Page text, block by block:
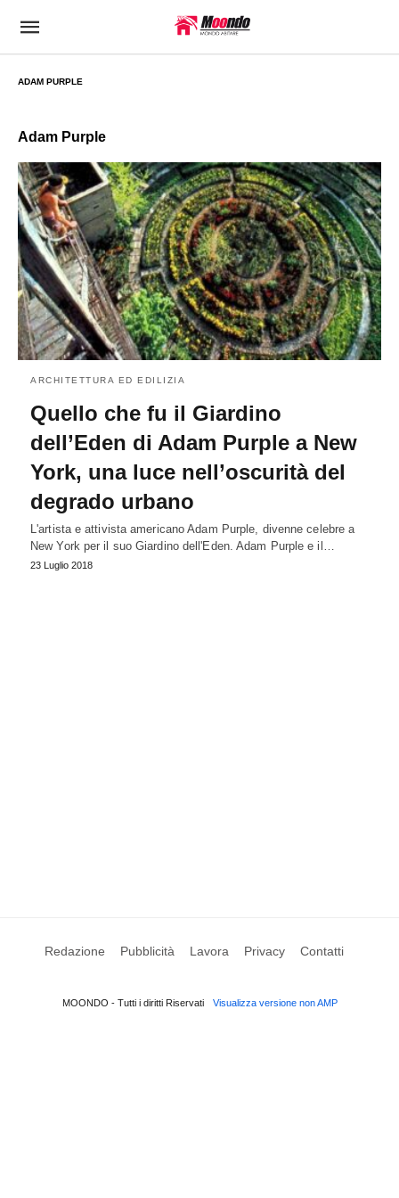
ADAM PURPLE
Adam Purple
ARCHITETTURA ED EDILIZIA
Quello che fu il Giardino
dell’Eden di Adam Purple a New
York, una luce nell’oscurità del
degrado urbano
L'artista e attivista americano Adam Purple, divenne celebre a
New York per il suo Giardino dell'Eden. Adam Purple e il…
23 Luglio 2018
Redazione Pubblicità Lavora Privacy Contatti
MOONDO - Tutti i diritti Riservati Visualizza versione non AMP